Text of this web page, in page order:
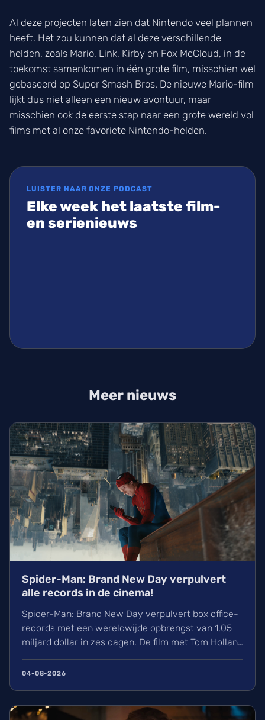
Al deze projecten laten zien dat Nintendo veel plannen
heeft. Het zou kunnen dat al deze verschillende
helden, zoals Mario, Link, Kirby en Fox McCloud, in de
toekomst samenkomen in één grote film, misschien wel
gebaseerd op Super Smash Bros. De nieuwe Mario-film
lijkt dus niet alleen een nieuw avontuur, maar
misschien ook de eerste stap naar een grote wereld vol
films met al onze favoriete Nintendo-helden.
LUISTER NAAR ONZE PODCAST
Elke week het laatste film-
en serienieuws
Meer nieuws
Spider-Man: Brand New Day verpulvert
alle records in de cinema!
Spider-Man: Brand New Day verpulvert box office-
records met een wereldwijde opbrengst van 1,05
miljard dollar in zes dagen. De film met Tom Holland
en Zendaya haalt hiermee bijna Avengers:
Endgame in. Volgens hollywoodreporter.com
IMAX-release.
04-08-2026